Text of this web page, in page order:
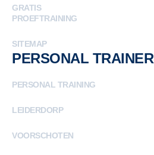
GRATIS
PROEFTRAINING
SITEMAP
PERSONAL TRAINER
PERSONAL TRAINING
LEIDERDORP
VOORSCHOTEN